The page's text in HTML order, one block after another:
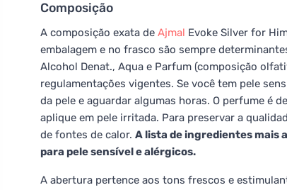
Composição
A composição exata de Ajmal Evoke Silver for
embalagem e no frasco são sempre
Alcohol Denat., Aqua e Parfum (composição
regulamentações vigentes. Se você tem pele
da pele e aguardar algumas horas. O perfume é
aplique em pele irritada. Para preservar a
de fontes de calor. A lista de ingredientes mais
para pele sensível e alérgicos.
A abertura pertence aos tons frescos e